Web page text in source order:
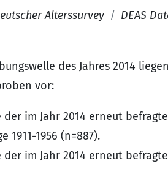
Alterssurvey DEAS
des Jahres 2014
vor:
im Jahr 2014 erneut
1911-1956 (n=887).
im Jahr 2014 erneut